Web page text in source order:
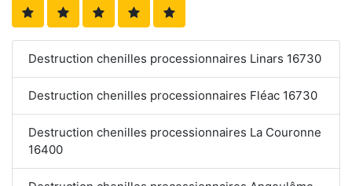
Destruction chenilles processionnaires Linars 16730
Destruction chenilles processionnaires Fléac 16730
Destruction chenilles processionnaires La Couronne
16400